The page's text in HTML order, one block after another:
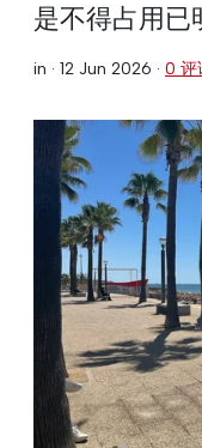
是不得占用已
in · 12 Jun 2026 · 0 评